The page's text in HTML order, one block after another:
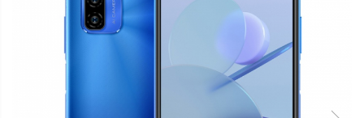
Telefoane mobile Ulefone
Telefoane mobile Cubot
Telefoane mobile Blackview